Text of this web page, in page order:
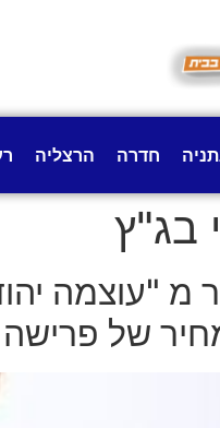
חדרה הרצליה
בג"ץ
מ "עוצמה
של